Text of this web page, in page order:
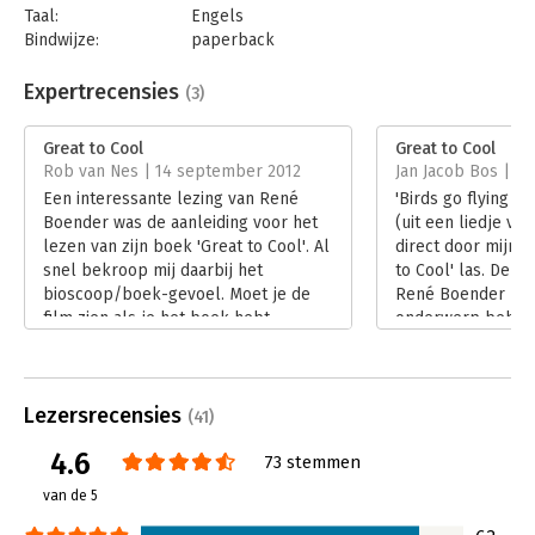
open voor de constante die verandering heet. Wij nemen u mee
op reis en wees niet bang om af en toe op een vreemde trein
'Om groot te worden moet een bedrijf eerst en vooral cool
zijn. In Great to Cool lees je in 111 hoofdstukken hoe een "cool"
bedrijf te worden, en wat je moet doen als Steve Jobs opeens
je concurrent wordt. Het is het evangelie van reclameman
René Boender, actieve brain-agent bij windkracht tien.' - De
Pers
'Een absolute bestseller en aanrader' - BNR
Taal:
Engels
Bindwijze:
paperback
Uitgever:
Bertram + de Leeuw Uitgevers BV
Verschijningsdatum:
Hoofdrubriek: Advisering
Expertrecensies (3)
Great to Cool
Rob van Nes | 14 september 2012
Een interessante lezing van René
Boender was de aanleiding voor het
lezen van zijn boek 'Great to Cool'. Al
snel bekroop mij daarbij het
bioscoop/boek-gevoel. Moet je de
film zien als je het boek hebt
Great to Cool
Jan Jacob Bos | 5
'Birds go flying at
(uit een liedje
direct door mijn
to Cool' las. De
René Boender
onderwerp
Lezersrecensies (41)
4.6
van de 5
73 stemmen